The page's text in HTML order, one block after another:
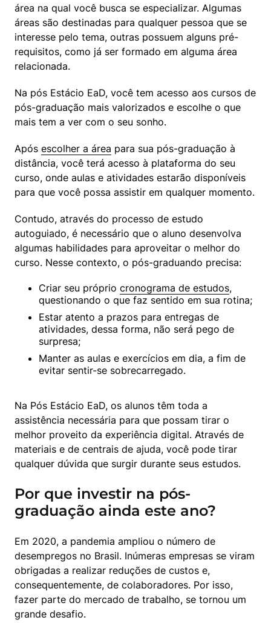
área na qual você busca se especializar. Algumas
áreas são destinadas para qualquer pessoa que se
interesse pelo tema, outras possuem alguns pré-
requisitos, como já ser formado em alguma área
relacionada.
Na pós Estácio EaD, você tem acesso aos cursos de
pós-graduação mais valorizados e escolhe o que
mais tem a ver com o seu sonho.
Após escolher a área para sua pós-graduação à
distância, você terá acesso à plataforma do seu
curso, onde aulas e atividades estarão disponíveis
para que você possa assistir em qualquer momento.
Contudo, através do processo de estudo
autoguiado, é necessário que o aluno desenvolva
algumas habilidades para aproveitar o melhor do
curso. Nesse contexto, o pós-graduando precisa:
Criar seu próprio cronograma de estudos,
questionando o que faz sentido em sua rotina;
Estar atento a prazos para entregas de
atividades, dessa forma, não será pego de
surpresa;
Manter as aulas e exercícios em dia, a fim de
evitar sentir-se sobrecarregado.
Na Pós Estácio EaD, os alunos têm toda a
assistência necessária para que possam tirar o
melhor proveito da experiência digital. Através de
materiais e de centrais de ajuda, você pode tirar
qualquer dúvida que surgir durante seus estudos.
Por que investir na pós-
graduação ainda este ano?
Em 2020, a pandemia ampliou o número de
desempregos no Brasil. Inúmeras empresas se viram
obrigadas a realizar reduções de custos e,
consequentemente, de colaboradores. Por isso,
fazer parte do mercado de trabalho, se tornou um
grande desafio.